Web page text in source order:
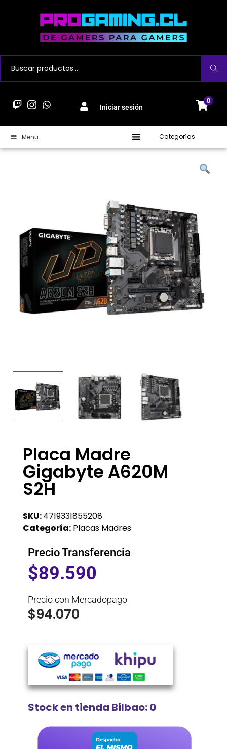
Buscar
Iniciar sesión
0
Menu Categorías
Placa Madre
Gigabyte A620M
S2H
SKU:4719331855208
Categoría: Placas Madres
Precio Transferencia
$89.590
Precio con Mercadopago
$94.070
Stock en tienda Bilbao: 0